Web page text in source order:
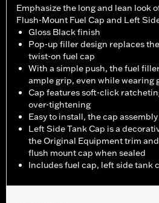
Emphasize the long and lean look
Flush-Mount Fuel Cap and Left
Gloss Black finish
Pop-up filler design replaces
twist-on fuel cap
With a simple push, the fuel
ample grip, even while wearing
Cap features soft-click
over-tightening
Easy to install, the cap
Left Side Tank Cap is a
the Original Equipment trim
flush mount cap when sealed
Includes fuel cap, left side tank